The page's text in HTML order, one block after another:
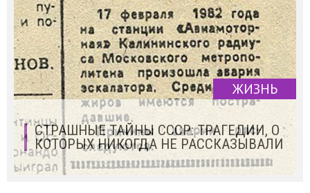
ЖИЗНЬ
СТРАШНЫЕ ТАЙНЫ СССР: ТРАГЕДИИ, О
КОТОРЫХ НИКОГДА НЕ РАССКАЗЫВАЛИ